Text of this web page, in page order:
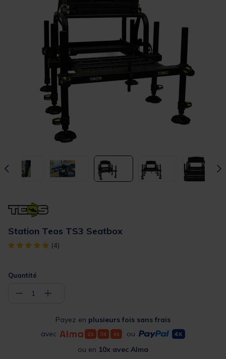
Station Teos TS3 Seatbox
[object Object] out of 5 Customer Rating
(4)
Quantité
− 1 +
Payez en plusieurs fois sans frais
avec
ou
ou en 10x avec Alma